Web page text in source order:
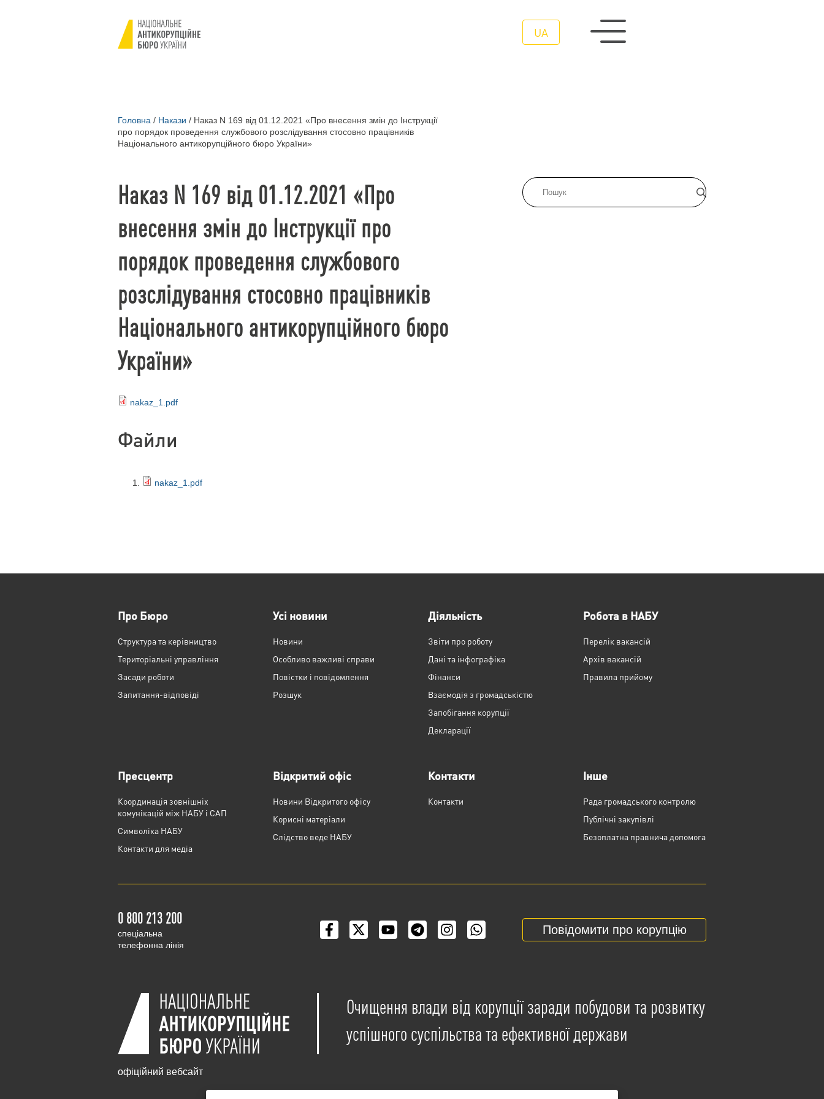
UA
Головна / Накази / Наказ N 169 від 01.12.2021 «Про внесення змін до Інструкції
про порядок проведення службового розслідування стосовно працівників
Національного антикорупційного бюро України»
Наказ N 169 від 01.12.2021 «Про
внесення змін до Інструкції про
порядок проведення службового
розслідування стосовно працівників
Національного антикорупційного бюро
України»
nakaz_1.pdf
Файли
nakaz_1.pdf
Про Бюро
Структура та керівництво
Територіальні управління
Засади роботи
Запитання-відповіді
Усі новини
Новини
Особливо важливі справи
Повістки і повідомлення
Розшук
Діяльність
Звіти про роботу
Дані та інфографіка
Фінанси
Взаємодія з громадськістю
Запобігання корупції
Декларації
Робота в НАБУ
Перелік вакансій
Архів вакансій
Правила прийому
Пресцентр
Координація зовнішніх
комунікацій між НАБУ і САП
Cимволіка НАБУ
Контакти для медіа
Відкритий офіс
Новини Відкритого офісу
Корисні матеріали
Слідство веде НАБУ
Контакти
Контакти
Інше
Рада громадського контролю
Публічні закупівлі
Безоплатна правнича допомога
0 800 213 200
cпеціальна
телефонна лінія
Повідомити про корупцію
офіційний вебсайт
Очищення влади від корупції заради побудови та розвитку
успішного суспільства та ефективної держави